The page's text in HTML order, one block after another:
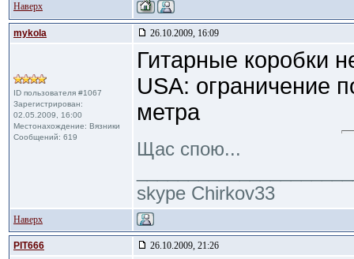
Наверх
mykola 26.10.2009, 16:09
ID пользователя #1067
Зарегистрирован:
02.05.2009, 16:00
Местонахождение: Вязники
Сообщений: 619
Гитарные коробки
USA: ограничение
метра
Щас спою...
skype Chirkov33
Наверх
PIT666 26.10.2009, 21:26